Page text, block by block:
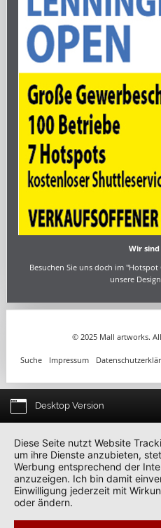
Wir
Besuchen Sie uns doch im
unsere
© 2025 Mall artworks.
Suche Impressum
Desktop Version
Diese Seite nutzt Website
um ihre Dienste anzubieten,
Werbung entsprechend der
anzuzeigen. Ich bin damit
Einwilligung jederzeit mit
oder ändern.